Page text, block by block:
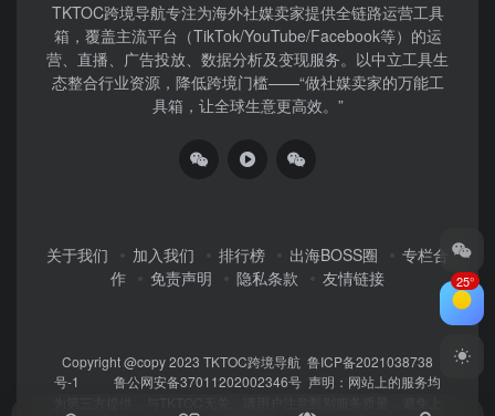
TKTOC跨境导航​专注为海外社媒卖家提供全链路运营工具
箱，覆盖主流平台（TikTok/YouTube/Facebook等）​的运
营、直播、广告投放、数据分析及变现服务。以中立工具生
态整合行业资源，降低跨境门槛——“做社媒卖家的万能工
具箱，让全球生意更高效。”
关于我们 加入我们 排行榜 出海BOSS圈
专栏合
作
免责声明 隐私条款 友情链接
Copyright @copy 2023 TKTOC跨境导航 鲁ICP备2021038738
号-1
鲁公网安备37011202002346号 声明：网站上的服务均
25°